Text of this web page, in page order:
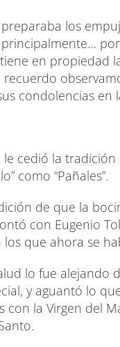
los
en propiedad
condolencias en
le cedió la
como “Pañales”.
de que la
con Eugenio
los que ahora se
lo fue alejando
y aguantó lo
con la Virgen del